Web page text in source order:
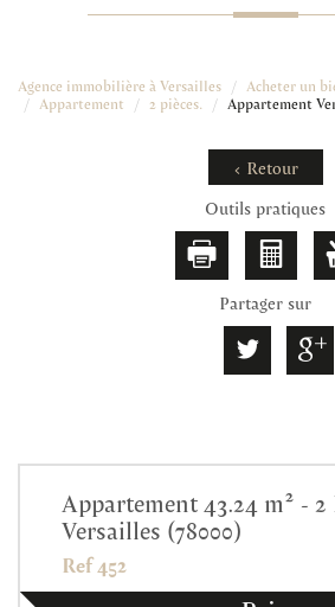
Agence immobilière à Versailles Acheter un
Appartement 2 pièces. Appartement
< Retour
Outils pratiques
Partager sur
Appartement 43.24 m² - 2
Versailles (78000)
Ref 452